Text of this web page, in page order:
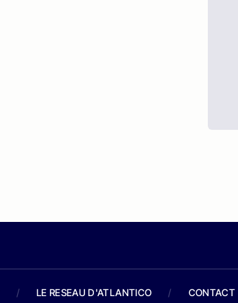
/ LE RESEAU D'ATLANTICO / CONTACT